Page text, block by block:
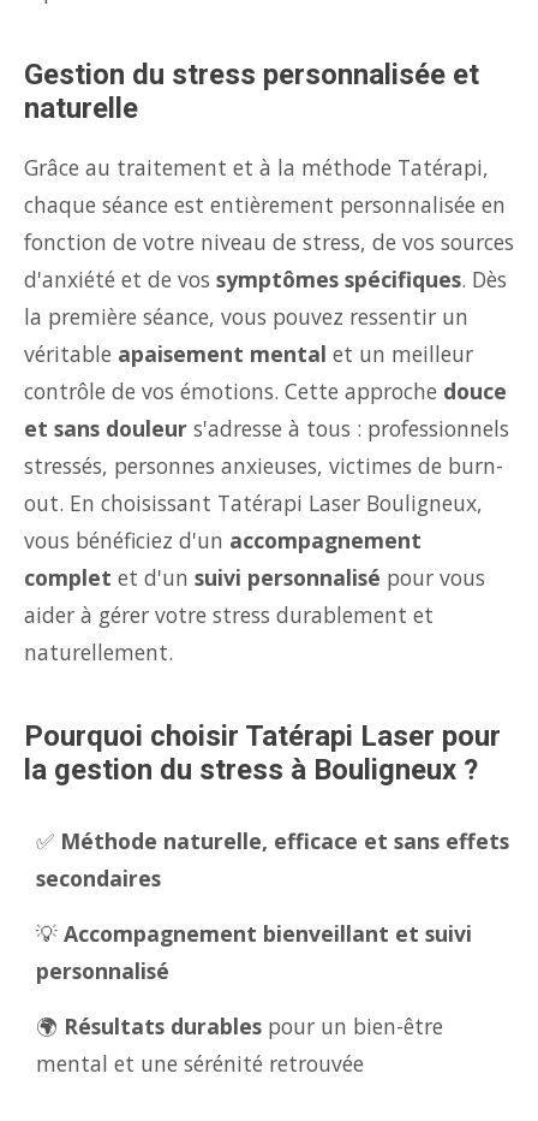
Gestion du stress personnalisée et
naturelle
Grâce au traitement et à la méthode Tatérapi,
chaque séance est entièrement personnalisée en
fonction de votre niveau de stress, de vos sources
d'anxiété et de vos symptômes spécifiques. Dès
la première séance, vous pouvez ressentir un
véritable apaisement mental et un meilleur
contrôle de vos émotions. Cette approche douce
et sans douleur s'adresse à tous : professionnels
stressés, personnes anxieuses, victimes de burn-
out. En choisissant Tatérapi Laser Bouligneux,
vous bénéficiez d'un accompagnement
complet et d'un suivi personnalisé pour vous
aider à gérer votre stress durablement et
naturellement.
Pourquoi choisir Tatérapi Laser pour
la gestion du stress à Bouligneux ?
✅ Méthode naturelle, efficace et sans effets
secondaires
💡 Accompagnement bienveillant et suivi
personnalisé
🌍 Résultats durables pour un bien-être
mental et une sérénité retrouvée